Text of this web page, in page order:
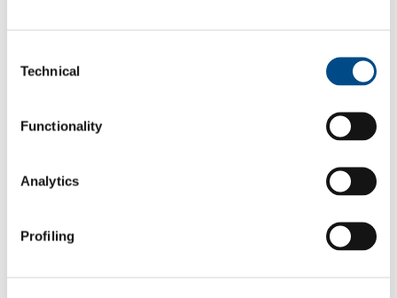
Selection
Technical
Functionality
Analytics
Profiling
Azoto- N
Produzione ghisa